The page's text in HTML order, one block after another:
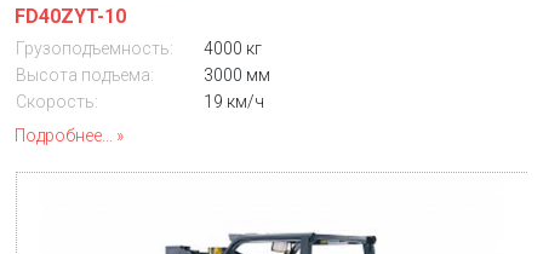
FD40ZYT-10
Грузоподъемность:
4000 кг
Высота подъема:
3000 мм
Скорость:
19 км/ч
Подробнее...